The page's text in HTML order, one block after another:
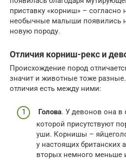
приставку «корниш» – согласно
необычные малыши появились
новую породу.
Отличия корниш-рекс и
Происхождение пород
значит и животные тоже
отличия есть между ними:
Голова. У девонов она в
которой присутствуют
уши. Корнишы –
у настоящих британских
вторых немного меньше